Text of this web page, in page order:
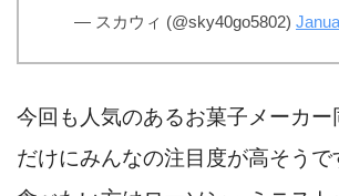
— スカウィ (@sky40go5802)
今回も人気のあるお菓子メーカー
だけにみんなの注目度が高そうで